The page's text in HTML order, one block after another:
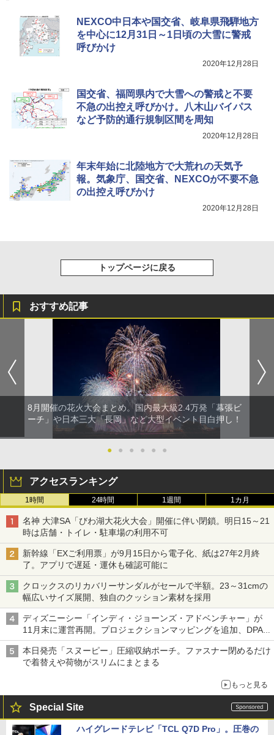
NEXCO中日本や国交省、岐阜県飛騨地方
を中心に12月31日～1日頃の大雪に警戒
呼びかけ
2020年12月28日
国交省、福岡県内で大雪への警戒と不要
不急の出控え呼びかけ。八木山バイパス
など予防的通行規制区間を周知
2020年12月28日
年末年始に北陸地方で大荒れの天気予
報。気象庁、国交省、NEXCOが不要不急
の出控え呼びかけ
2020年12月28日
トップページに戻る
おすすめ記事
8月開催の花火大会まとめ。国内最大級2.4万発「幕張ビ
ーチ」や日本三大「長岡」など大型イベント目白押し！
● ● ● ● ● ●
アクセスランキング
1時間 24時間 1週間 1カ月
名神 大津SA「びわ湖大花火大会」開催に伴い閉鎖。明日15～21
時は店舗・トイレ・駐車場の利用不可
新幹線「EXご利用票」が9月15日から電子化、紙は27年2月終
了。アプリで遅延・運休も確認可能に
クロックスのリカバリーサンダルがセールで半額。23～31cmの
幅広いサイズ展開、独自のクッション素材を採用
ディズニーシー「インディ・ジョーンズ・アドベンチャー」が
11月末に運営再開。プロジェクションマッピングを追加、DPA
は1500円
本日発売「スヌーピー」圧縮収納ポーチ。ファスナー閉めるだけ
で着替えや荷物がスリムにまとまる
もっと見る
Special Site
ハイグレードテレビ「TCL Q7D Pro」。圧巻の